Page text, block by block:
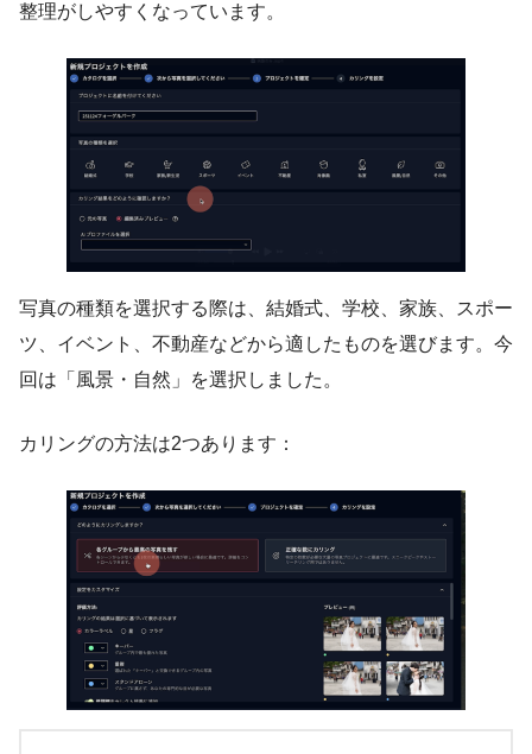
整理がしやすくなっています。
写真の種類を選択する際は、結婚式、学校、家族、スポー
ツ、イベント、不動産などから適したものを選びます。今
回は「風景・自然」を選択しました。
カリングの方法は2つあります：